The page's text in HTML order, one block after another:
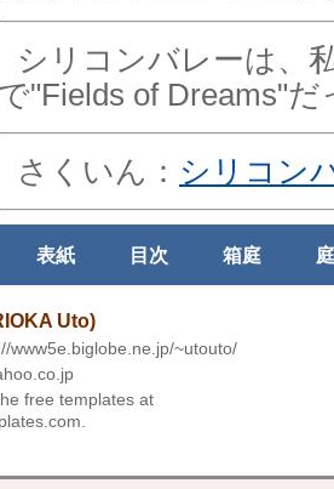
シリコンバレーは、
で"Fields of Dreams"だ
さくいん： シリコン
表紙 目次 箱庭
Uto)
www5e.biglobe.ne.jp/~utouto/
free templates at